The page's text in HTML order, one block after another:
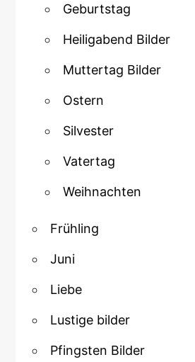
Geburtstag
Heiligabend Bilder
Muttertag Bilder
Ostern
Silvester
Vatertag
Weihnachten
Frühling
Juni
Liebe
Lustige bilder
Pfingsten Bilder